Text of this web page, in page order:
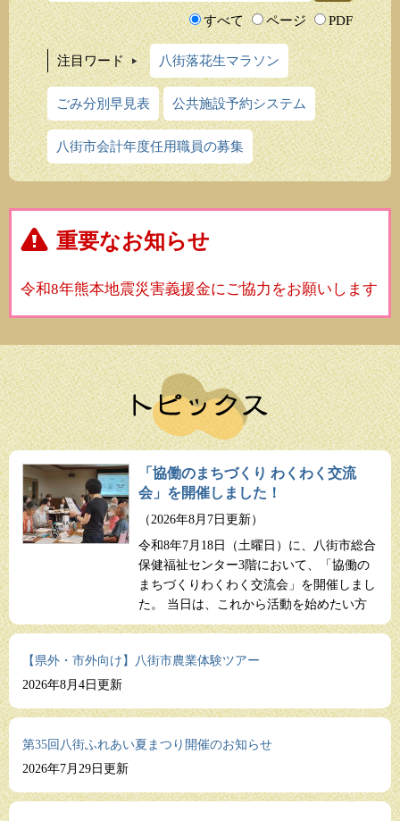
検索対
象
すべて ページ PDF
注目ワード 八街落花生マラソン
ごみ分別早見表 公共施設予約システム
八街市会計年度任用職員の募集
重要なお知らせ
令和8年熊本地震災害義援金にご協力をお願いします
「協働のまちづくり わくわく交流
会」を開催しました！
2026年8月7日更新
令和8年7月18日（土曜日）に、八街市総合
保健福祉センター3階において、「協働の
まちづくりわくわく交流会」を開催しまし
た。 当日は、これから活動を始めたい方
やすでに活動している方など、さまざまな
交流会の冒頭に行った自己紹介では、多様
を通じた地域...
【県外・市外向け】八街市農業体験ツアー
2026年8月4日更新
第35回八街ふれあい夏まつり開催のお知らせ
2026年7月29日更新